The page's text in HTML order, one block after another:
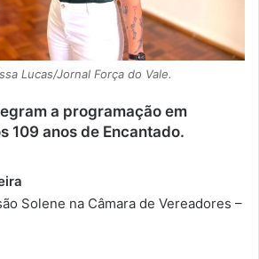
Lucas/Jornal Força do Vale.
a programação em
109 anos de Encantado.
Solene na Câmara de Vereadores –